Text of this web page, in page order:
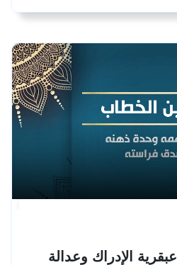
عمر بن الخطاب6 عبقرية الإدراك وعدالة